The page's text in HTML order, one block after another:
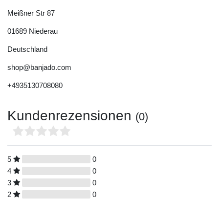
Meißner Str 87
01689 Niederau
Deutschland
shop@banjado.com
+4935130708080
Kundenrezensionen (0)
5
0
4
0
3
0
2
0